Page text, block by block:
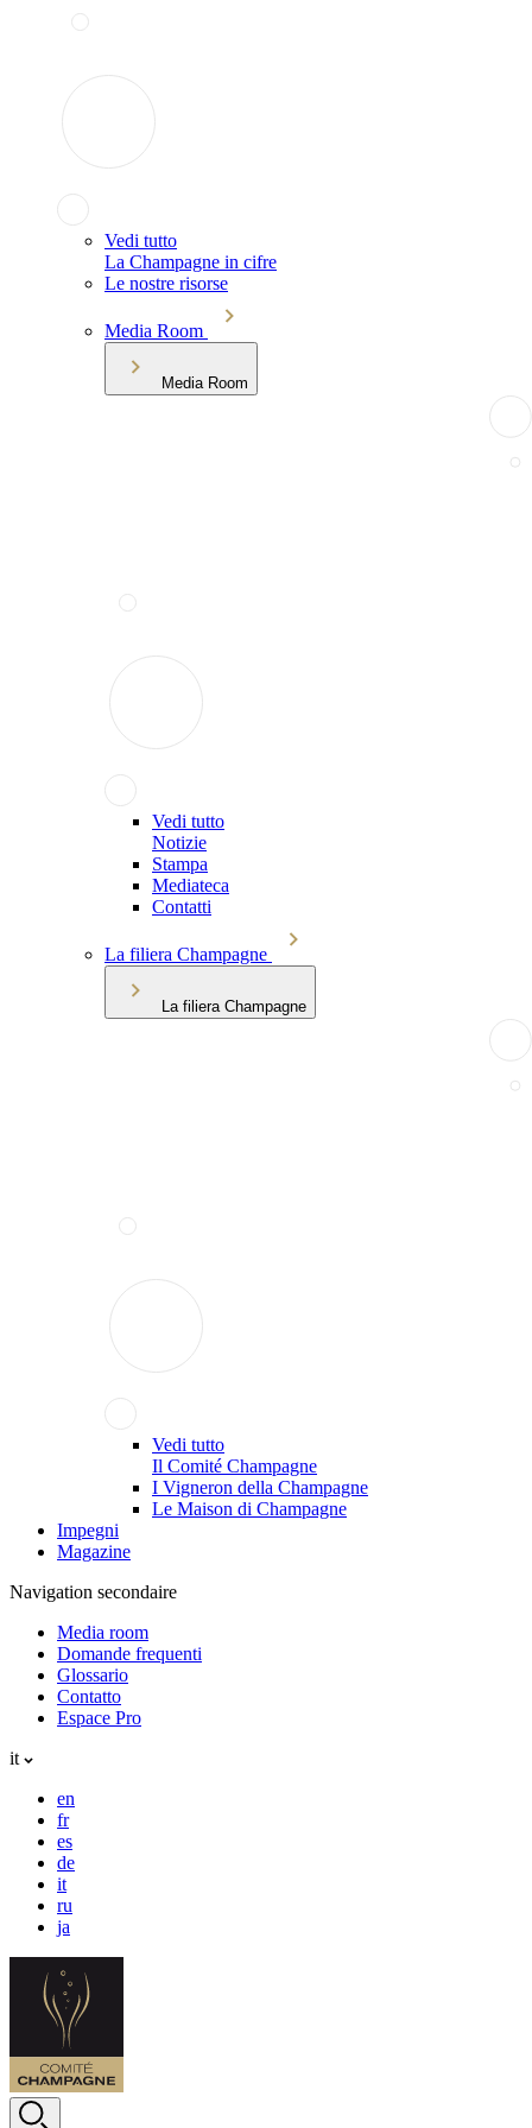
Vedi tutto
La Champagne in cifre
Le nostre risorse
Media Room
Media Room
Vedi tutto
Notizie
Stampa
Mediateca
Contatti
La filiera Champagne
La filiera Champagne
Vedi tutto
Il Comité Champagne
I Vigneron della Champagne
Le Maison di Champagne
Impegni
Magazine
Navigation secondaire
Media room
Domande frequenti
Glossario
Contatto
Espace Pro
it
en
fr
es
de
it
ru
ja